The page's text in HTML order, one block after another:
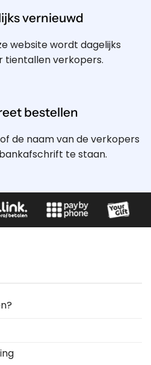
vernieuwd
website wordt dagelijks
tientallen verkopers.
bestellen
de naam van de verkopers
te staan.